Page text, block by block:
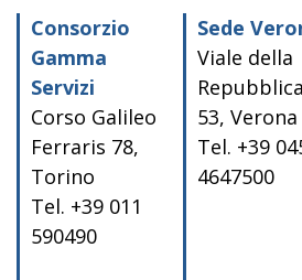
contentConsorzio
Gamma
Servizi
Corso Galileo
Ferraris 78,
Torino
Tel. +39 011
590490
Sede
Viale della
Repubblica
53, Verona
Tel. +39
4647500